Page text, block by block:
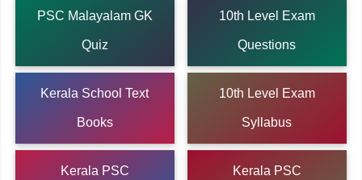
PSC Malayalam GK
Quiz
10th Level Exam
Questions
Kerala School Text
Books
10th Level Exam
Syllabus
Kerala PSC Kerala PSC